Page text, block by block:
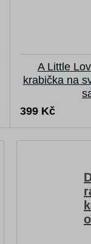
A Little
krabička na
399 Kč